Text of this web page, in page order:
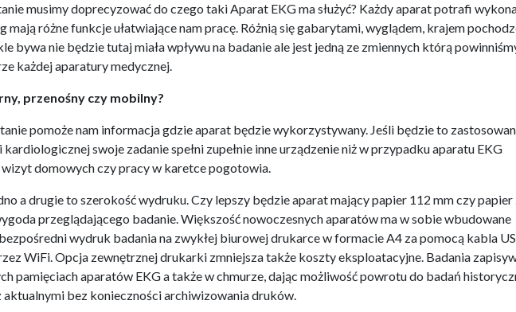
musimy doprecyzować do czego taki Aparat EKG ma służyć? Każdy aparat potrafi
mają różne funkcje ułatwiające nam pracę. Różnią się gabarytami, wyglądem, krajem
bywa nie będzie tutaj miała wpływu na badanie ale jest jedną ze zmiennych którą
każdej aparatury medycznej.
przenośny czy mobilny?
pomoże nam informacja gdzie aparat będzie wykorzystywany. Jeśli będzie to
swoje zadanie spełni zupełnie inne urządzenie niż w przypadku aparatu EKG
domowych czy pracy w karetce pogotowia.
a drugie to szerokość wydruku. Czy lepszy będzie aparat mający papier 112 mm czy papier
przeglądającego badanie. Większość nowoczesnych aparatów ma w sobie wbudowane
wydruk badania na zwykłej biurowej drukarce w formacie A4 za pomocą kabla
WiFi. Opcja zewnętrznej drukarki zmniejsza także koszty eksploatacyjne. Badania
pamięciach aparatów EKG a także w chmurze, dając możliwość powrotu do badań
aktualnymi bez konieczności archiwizowania druków.